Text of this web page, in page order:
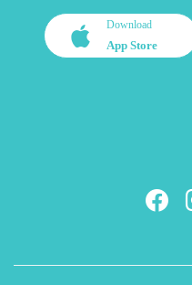
Download
App Store